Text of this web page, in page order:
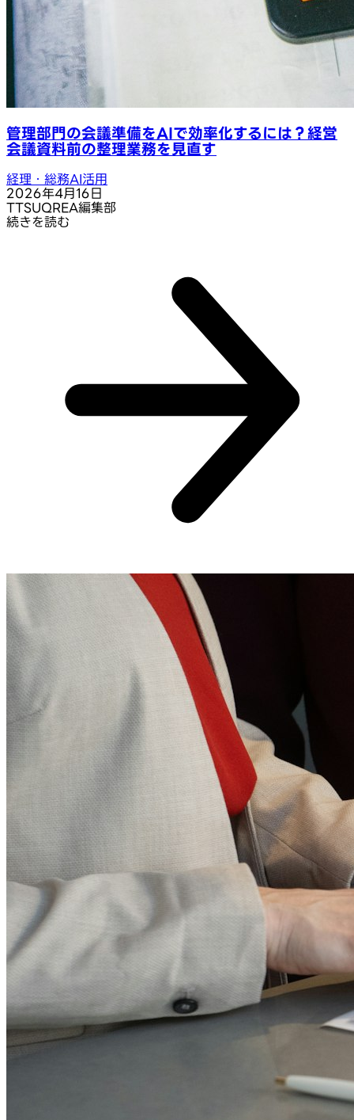
管理部門の会議準備をAIで効率化するには？経営
会議資料前の整理業務を見直す
経理・総務AI活用
2026年4月16日
TTSUQREA編集部
続きを読む